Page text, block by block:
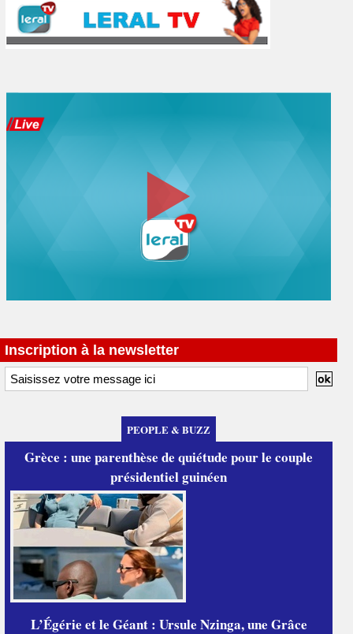
Inscription à la newsletter
PEOPLE & BUZZ
Grèce : une parenthèse de quiétude pour le couple
présidentiel guinéen
L’Égérie et le Géant : Ursule Nzinga, une Grâce